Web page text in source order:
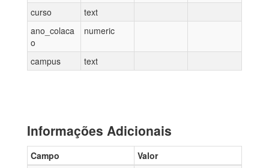
curso
text
ano_colaca
o
numeric
campus text
Informações Adicionais
Campo
Valor